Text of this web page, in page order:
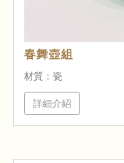
春舞壺組
材質：瓷
詳細介紹